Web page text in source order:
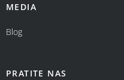
MEDIA
Blog
PRATITE NAS